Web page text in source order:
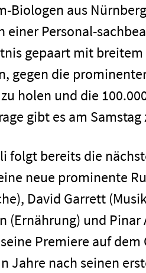
Biologen aus
einer Personal-
gepaart mit
gegen die
holen und die
gibt es am
folgt bereits die
neue prominente
David Garrett
(Ernährung) und Pinar
Premiere auf
Jahre nach seinen
Datenschutz Impressum